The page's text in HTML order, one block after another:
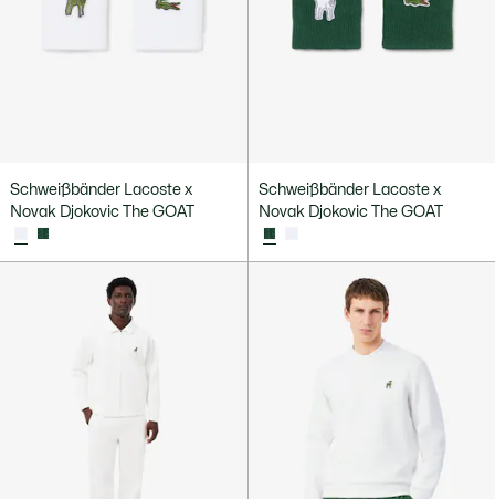
Schweißbänder Lacoste x
Novak Djokovic The GOAT
Schweißbänder Lacoste x
Novak Djokovic The GOAT